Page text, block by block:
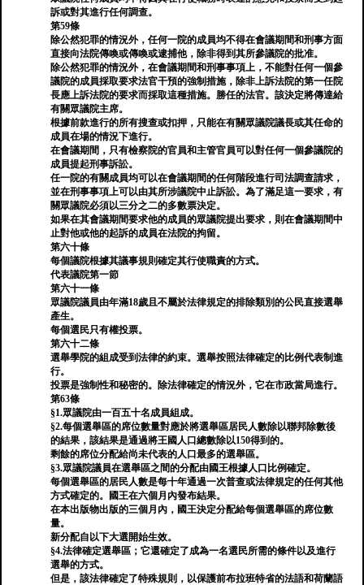
訴或對其進行任何調查。
第59條
除公然犯罪的情況外，任何一院的成員均不得在會議期間和刑事方面
直接向法院傳喚或傳喚或逮捕他，除非得到其所參議院的批准。
除公然犯罪的情況外，在會議期間和刑事事項上，不能對任何一個參
議院的成員採取要求法官干預的強制措施，除非上訴法院的第一任院
長應上訴法院的要求而採取這種措施。勝任的法官。該決定將傳達給
有關眾議院主席。
根據前款進行的所有搜查或扣押，只能在有關眾議院議長或其任命的
成員在場的情況下進行。
在會議期間，只有檢察院的官員和主管官員可以對任何一個參議院的
成員提起刑事訴訟。
任一院的有關成員均可以在會議期間的任何階段進行司法調查請求，
並在刑事事項上可以由其所涉議院中止訴訟。為了滿足這一要求，有
關眾議院必須以三分之二的多數票決定。
如果在其會議期間要求他的成員的眾議院提出要求，則在會議期間中
止對他或他的起訴的成員在法院的拘留。
第六十條
每個議院根據其議事規則確定其行使職責的方式。
代表議院第一節
第六十一條
眾議院議員由年滿18歲且不屬於法律規定的排除類別的公民直接選舉
產生。
每個選民只有權投票。
第六十二條
選舉學院的組成受到法律的約束。選舉按照法律確定的比例代表制進
行。
投票是強制性和秘密的。除法律確定的情況外，它在市政當局進行。
第63條
§1.眾議院由一百五十名成員組成。
§2.每個選舉區的席位數量對應於將選舉區居民人數除以聯邦除數後
的結果，該結果是通過將王國人口總數除以150得到的。
剩餘的席位分配給尚未代表的人口最多的選舉區。
§3.眾議院議員在選舉區之間的分配由國王根據人口比例確定。
每個選舉區的居民人數是每十年通過一次普查或法律規定的任何其他
方式確定的。國王在六個月內發布結果。
在本出版物出版的三個月內，國王決定分配給每個選舉區的席位數
量。
新分配自以下大選開始生效。
§4.法律確定選舉區；它還確定了成為一名選民所需的條件以及進行
選舉的方式。
但是，該法律確定了特殊規則，以保護前布拉班特省的法語和荷蘭語